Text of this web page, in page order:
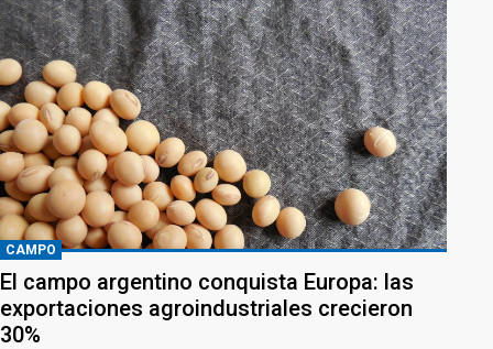
CAMPO
El campo argentino conquista Europa: las
exportaciones agroindustriales crecieron
30%